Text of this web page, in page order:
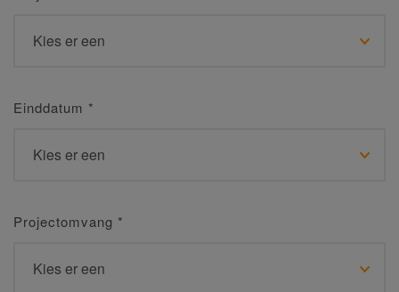
Einddatum *
Projectomvang *